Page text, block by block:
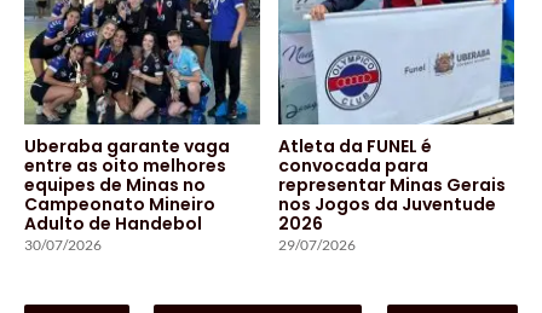
Uberaba garante vaga
entre as oito melhores
equipes de Minas no
Campeonato Mineiro
Adulto de Handebol
30/07/2026
Atleta da FUNEL é
convocada para
representar Minas Gerais
nos Jogos da Juventude
2026
29/07/2026